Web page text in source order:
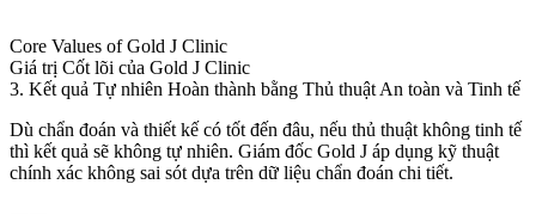
Core Values of Gold J Clinic
Giá trị Cốt lõi của Gold J Clinic
3. Kết quả Tự nhiên Hoàn thành bằng Thủ thuật An toàn và Tinh tế
Dù chẩn đoán và thiết kế có tốt đến đâu, nếu thủ thuật không tinh tế
thì kết quả sẽ không tự nhiên. Giám đốc Gold J áp dụng kỹ thuật
chính xác không sai sót dựa trên dữ liệu chẩn đoán chi tiết.